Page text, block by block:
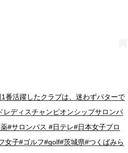
番活躍したクラブは、迷わずパターで
ディスチャンピオンシップサロンパ
#サロンパス #日テレ#日本女子プロ
女子#ゴルフ#golf#茨城県#つくばみら